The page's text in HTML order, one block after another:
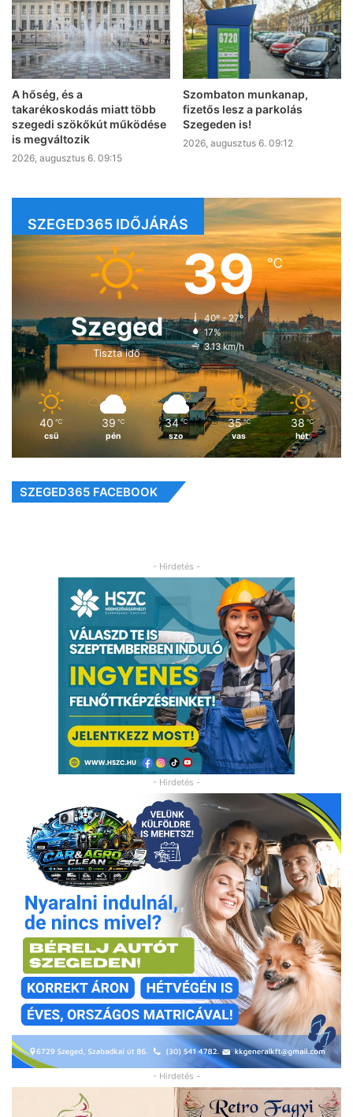
A hőség, és a
takarékoskodás miatt több
szegedi szökőkút működése
is megváltozik
2026, augusztus 6. 09:15
Szombaton munkanap,
fizetős lesz a parkolás
Szegeden is!
2026, augusztus 6. 09:12
SZEGED365 IDŐJÁRÁS
Szeged
Tiszta idő
39℃
40º - 27º
17%
3.13 km/h
40 ℃
csü
39 ℃
pén
34 ℃
szo
35 ℃
vas
38 ℃
hét
SZEGED365 FACEBOOK
- Hirdetés -
- Hirdetés -
- Hirdetés -